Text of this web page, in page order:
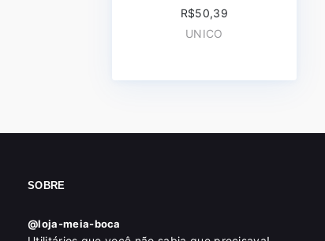
R$50,39
UNICO
SOBRE
@loja-meia-boca